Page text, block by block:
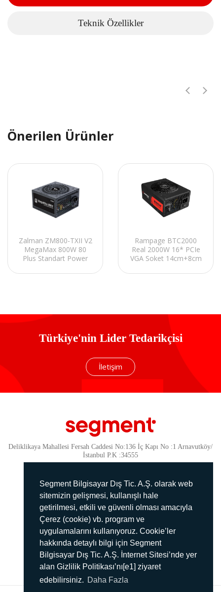
Segment Bilgisayar Dış Tic. A.Ş. olarak web
sitemizin gelişmesi, kullanışlı hale
getirilmesi, etkili ve güvenli olması amacıyla
Çerez (cookie) vb. program ve
uygulamalarını kullanıyoruz. Cookie’ler
hakkında detaylı bilgi için Segment
Bilgisayar Dış Tic. A.Ş. İnternet Sitesi’nde yer
alan Gizlilik Politikası’nı[e1] ziyaret
edebilirsiniz. Daha Fazla
Teknik Özellikler
Önerilen Ürünler
Zalman ZM800-TXII V2
MegaMax 800W 80
Plus Standart Power
Rampage BTC2000
Real 2000W 16* PCIe
VGA Soket 14cm+8cm
Supply
Türkiye'nin Lider Tedarikçisi
İletişim
Deliklikaya Mahallesi Fersah Caddesi No:136 İç Kapı No :1 Arnavutköy/
İstanbul P.K :34555
Güvenlik
KVKK Politikamız
Gizlilik Politikamız
Aydınlatma Metni
İmha Politikası
444 78 99
info@segment.com.tr